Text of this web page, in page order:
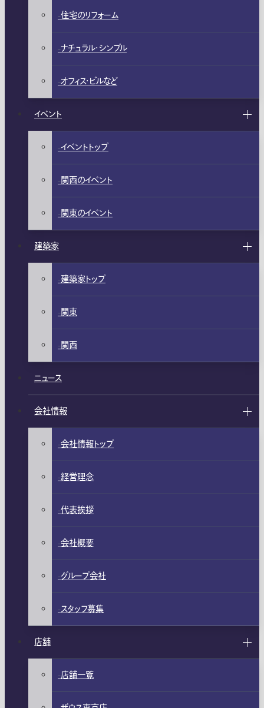
住宅のリフォーム
ナチュラル・シンプル
オフィス・ビルなど
イベント
イベントトップ
関西のイベント
関東のイベント
建築家
建築家トップ
関東
関西
ニュース
会社情報
会社情報トップ
経営理念
代表挨拶
会社概要
グループ会社
スタッフ募集
店舗
店舗一覧